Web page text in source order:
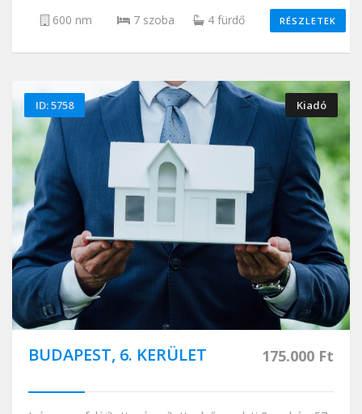
600 nm 7 szoba 4 fürdő RÉSZLETEK
ID: 5758 Kiadó
BUDAPEST, 6. KERÜLET 175.000 Ft